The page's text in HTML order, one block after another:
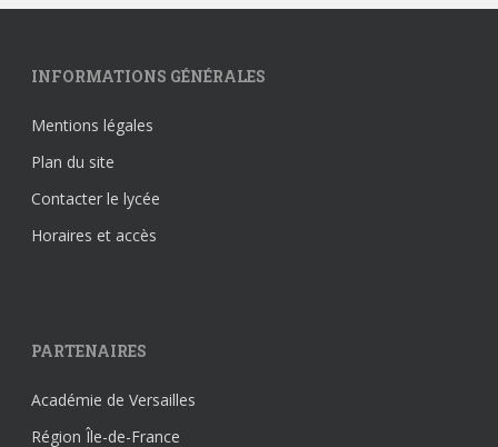
INFORMATIONS GÉNÉRALES
Mentions légales
Plan du site
Contacter le lycée
Horaires et accès
PARTENAIRES
Académie de Versailles
Région Île-de-France